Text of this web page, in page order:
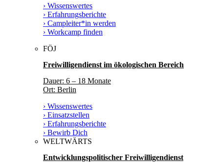
› Wissenswertes
› Erfahrungsberichte
› Campleiter*in werden
› Workcamp finden
FÖJ
Freiwilligendienst im ökologischen Bereich
Dauer: 6 – 18 Monate
Ort: Berlin
› Wissenswertes
› Einsatzstellen
› Erfahrungsberichte
› Bewirb Dich
WELTWÄRTS
Entwicklungspolitischer Freiwilligendienst